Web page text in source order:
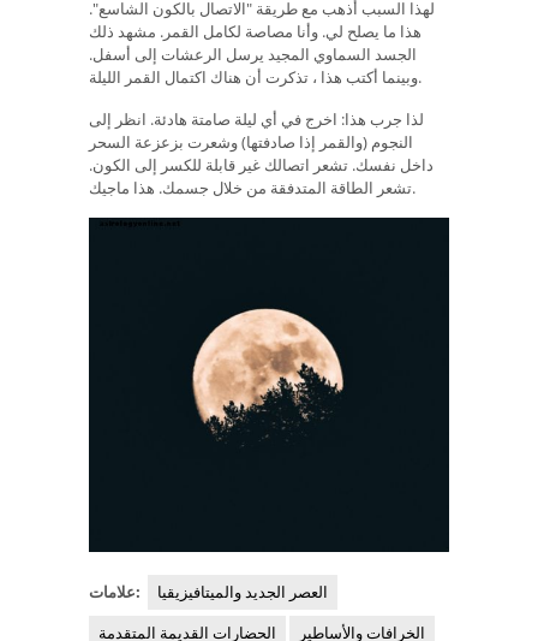
لهذا السبب أذهب مع طريقة "الاتصال بالكون الشاسع".
هذا ما يصلح لي. وأنا مصاصة لكامل القمر. مشهد ذلك
الجسد السماوي المجيد يرسل الرعشات إلى أسفل.
وبينما أكتب هذا ، تذكرت أن هناك اكتمال القمر الليلة.
لذا جرب هذا: اخرج في أي ليلة صامتة هادئة. انظر إلى
النجوم (والقمر إذا صادفتها) وشعرت بزعزعة السحر
داخل نفسك. تشعر اتصالك غير قابلة للكسر إلى الكون.
تشعر الطاقة المتدفقة من خلال جسمك. هذا ماجيك.
علامات:
العصر الجديد والميتافيزيقيا
الحضارات القديمة المتقدمة
الخرافات والأساطير